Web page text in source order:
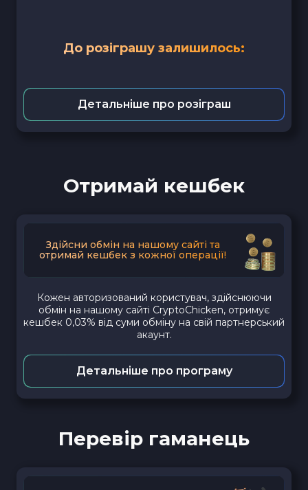
До розіграшу залишилось:
Детальніше про розіграш
Отримай кешбек
Здійсни обмін на нашому сайті та
отримай кешбек з кожної операції!
Кожен авторизований користувач, здійснюючи
обмін на нашому сайті CryptoChicken, отримує
кешбек 0,03% від суми обміну на свій партнерський
акаунт.
Детальніше про програму
Перевір гаманець